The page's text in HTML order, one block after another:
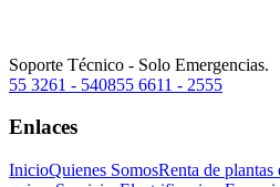
Soporte Técnico - Solo Emergencias.
55 3261 - 540855 6611 - 2555
Enlaces
InicioQuienes SomosRenta de plantas